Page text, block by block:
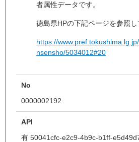
者属性データです。
徳島県HPの下記ページを参照
https://
nsensho/5034012#20
No
0000002192
API
有 50041cfc-e2c9-4b9c-b1ff-